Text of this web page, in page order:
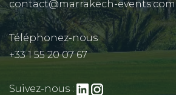
contact@marrakech-events.com
Téléphonez-nous
+33 1 55 20 07 67
Suivez-nous :